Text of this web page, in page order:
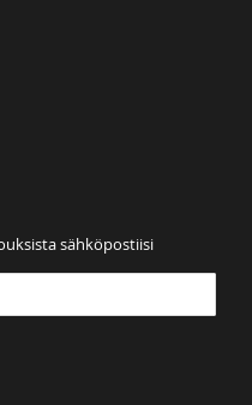
sähköpostiisi